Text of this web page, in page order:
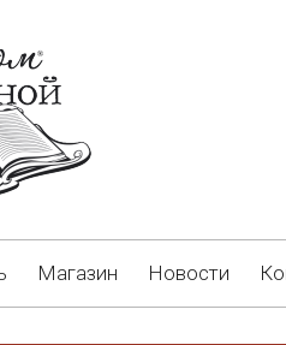
Магазин Новости